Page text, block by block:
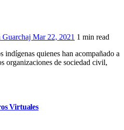
Guarchaj Mar 22, 2021 1 min read
organizaciones de sociedad civil,
Virtuales